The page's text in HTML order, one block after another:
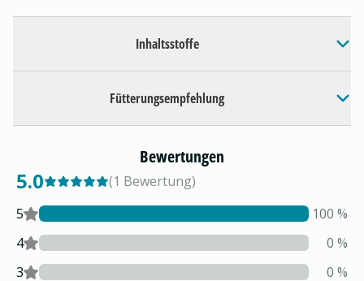
Inhaltsstoffe
Fütterungsempfehlung
Bewertungen
5.0 (1 Bewertung)
5
100 %
4
0 %
3
0 %